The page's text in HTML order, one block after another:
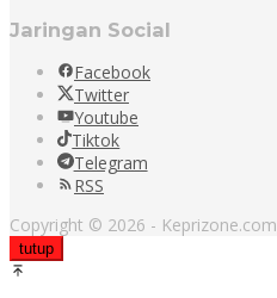
Jaringan Social
Facebook
Twitter
Youtube
Tiktok
Telegram
RSS
Copyright © 2026 - Keprizone.com
tutup